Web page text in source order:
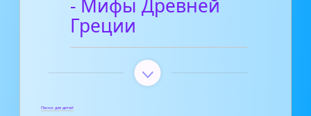
- Мифы Древней
Греции
Песни для детей